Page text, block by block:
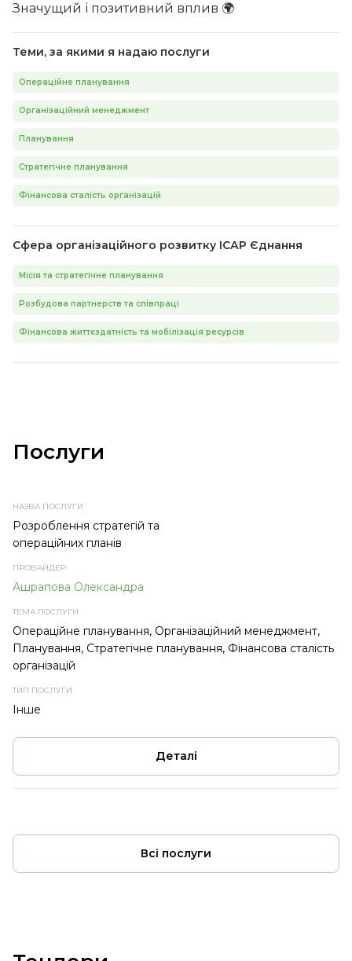
Значущий і позитивний вплив 🌍
Теми, за якими я надаю послуги
Операційне планування
Організаційний менеджмент
Планування
Стратегічне планування
Фінансова сталість організацій
Сфера організаційного розвитку ІСАР Єднання
Місія та стратегічне планування
Розбудова партнерств та співпраці
Фінансова життєздатність та мобілізація ресурсів
Послуги
НАЗВА ПРОВАЙДЕР
Розроблення стратегій та
операційних планів
Ашрапова Олександра
Операційне планування, Організаційний менеджмент,
Планування, Стратегічне планування, Фінансова сталість
організацій
Інше
Деталі
Всі послуги